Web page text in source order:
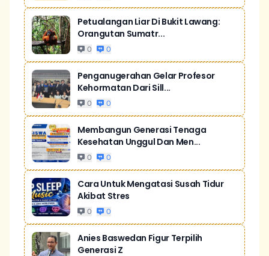
Petualangan Liar Di Bukit Lawang:
Orangutan Sumatr...
0 0
Penganugerahan Gelar Profesor
Kehormatan Dari Sill...
0 0
Membangun Generasi Tenaga
Kesehatan Unggul Dan Men...
0 0
Cara Untuk Mengatasi Susah Tidur
Akibat Stres
0 0
Anies Baswedan Figur Terpilih
Generasi Z